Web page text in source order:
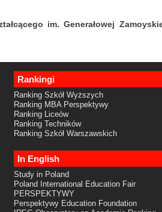
im. Generałowej
Rankingi
Ranking Szkół Wyższych
Ranking MBA Perspektywy
Ranking Liceów
Ranking Techników
Ranking Szkół Warszawskich
In English
Study in Poland
Poland International Education Fair
PERSPEKTYWY
Perspektywy Education Foundation